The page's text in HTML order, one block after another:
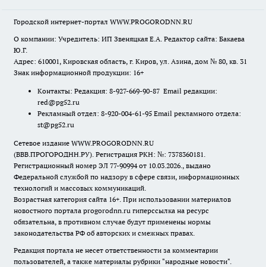
Городской интернет-портал WWW.PROGORODNN.RU
О компании: Учредитель: ИП Звеняцкая Е.А. Редактор сайта: Бакаева
Ю.Г.
Адрес: 610001, Кировская область, г. Киров, ул. Азина, дом № 80, кв. 31
Знак информационной продукции: 16+
Контакты: Редакция: 8-927-669-90-87 Email редакции:
red@pg52.ru
Рекламный отдел: 8-920-004-61-95 Email рекламного отдела:
st@pg52.ru
Сетевое издание WWW.PROGORODNN.RU
(ВВВ.ПРОГОРОДНН.РУ). Регистрация РКН: №: 7378360181.
Регистрационный номер ЭЛ 77-90994 от 10.03.2026., выдано
Федеральной службой по надзору в сфере связи, информационных
технологий и массовых коммуникаций.
Возрастная категория сайта 16+. При использовании материалов
новостного портала progorodnn.ru гиперссылка на ресурс
обязательна, в противном случае будут применены нормы
законодательства РФ об авторских и смежных правах.
Редакция портала не несет ответственности за комментарии
пользователей, а также материалы рубрики "народные новости".